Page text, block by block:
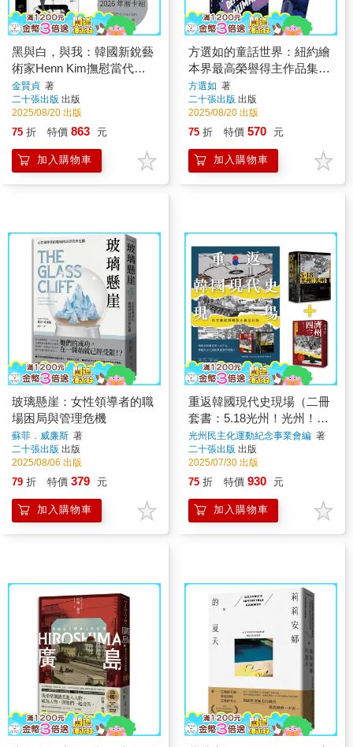
黑與白，與我：韓國新銳藝
術家Henn Kim撫慰當代心
靈的療癒創作【限量附贈
2026年曆卡組】（二冊套
書：I NEED ART＋無人知
曉的美麗宇宙）
金賢貞 著
二十張出版 出版
2025/08/20 出版
75 折 特價 863 元
加入購物車
方選如的童話世界：紐約繪
本界最高榮譽得主作品集
【限量附贈「探索宇宙」身
高成長尺】（二冊套書：點
心宮殿＋我們當然是人類）
方選如 著
二十張出版 出版
2025/08/20 出版
75 折 特價 570 元
加入購物車
玻璃懸崖：女性領導者的職
場困局與管理危機
蘇菲．威廉斯 著
二十張出版 出版
2025/08/06 出版
79 折 特價 379 元
加入購物車
重返韓國現代史現場（二冊
套書：5.18光州！光州！＋
濟州四．三）
光州民主化運動紀念事業會編 著
二十張出版 出版
2025/07/30 出版
75 折 特價 930 元
加入購物車